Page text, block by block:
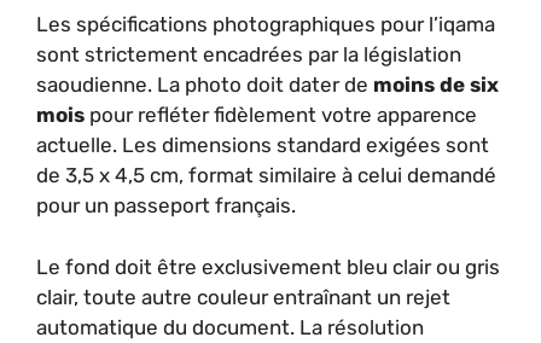
Les spécifications photographiques pour l’iqama
sont strictement encadrées par la législation
saoudienne. La photo doit dater de moins de six
mois pour refléter fidèlement votre apparence
actuelle. Les dimensions standard exigées sont
de 3,5 x 4,5 cm, format similaire à celui demandé
pour un passeport français.
Le fond doit être exclusivement bleu clair ou gris
clair, toute autre couleur entraînant un rejet
automatique du document. La résolution